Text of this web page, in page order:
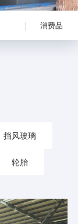
消费品
挡风玻璃
轮胎